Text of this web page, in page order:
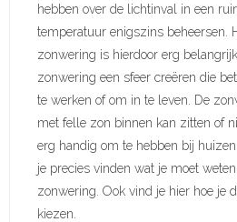
hebben over de lichtinval in een
temperatuur enigszins beheersen.
zonwering is hierdoor erg
zonwering een sfeer creëren die
te werken of om in te leven. De
met felle zon binnen kan zitten of
erg handig om te hebben bij
je precies vinden wat je moet
zonwering. Ook vind je hier hoe je
kiezen.